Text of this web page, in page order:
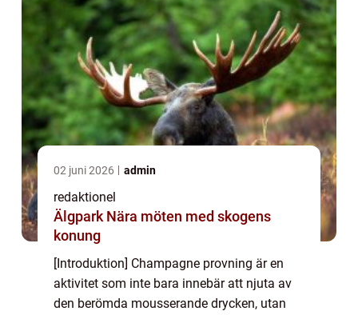
02 juni 2026 admin
redaktionel
Älgpark Nära möten med skogens
konung
[Introduktion] Champagne provning är en
aktivitet som inte bara innebär att njuta av
den berömda mousserande drycken, utan